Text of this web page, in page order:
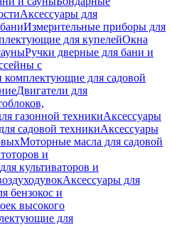
Аксессуары для
Измерительные приборы для
для купелейОкна
Ручки дверные для бани и
с
комплектующие для садовой
Двигатели для
газонной техникиАксессуары
садовой техникиАксессуары
Моторные масла для садовой
и
культиваторов и
Аксессуары для
бензокос и
высокого
для